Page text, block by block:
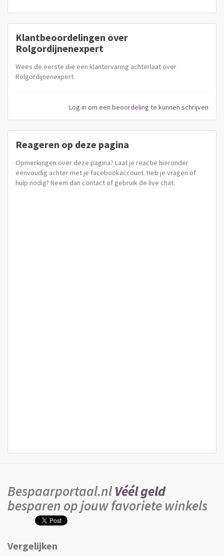
Klantbeoordelingen over
Rolgordijnenexpert
Wees de eerste die een klantervaring achterlaat over
Rolgordijnenexpert.
Log in om een beoordeling te kunnen schrijven
Reageren op deze pagina
Opmerkingen over deze pagina? Laat je reactie hieronder
eenvoudig achter met je facebookaccount. Heb je vragen of
hulp nodig? Neem dan contact of gebruik de live chat.
Bespaarportaal.nlVéél geld
besparen op jouw favoriete winkels
Vergelijken